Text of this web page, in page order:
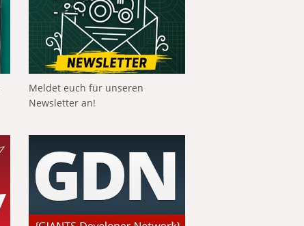
Meldet euch für unseren
Newsletter an!